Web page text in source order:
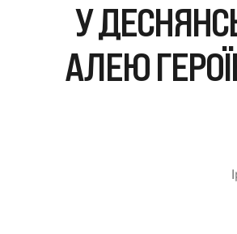
У
АЛЕЮ